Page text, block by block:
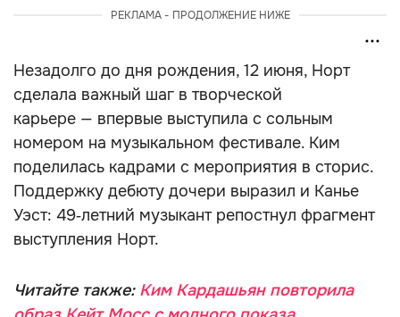
РЕКЛАМА - ПРОДОЛЖЕНИЕ НИЖЕ
Незадолго до дня рождения, 12 июня, Норт
сделала важный шаг в творческой
карьере — впервые выступила с сольным
номером на музыкальном фестивале. Ким
поделилась кадрами с мероприятия в сторис.
Поддержку дебюту дочери выразил и Канье
Уэст: 49‑летний музыкант репостнул фрагмент
выступления Норт.
Читайте также: Ким Кардашьян повторила